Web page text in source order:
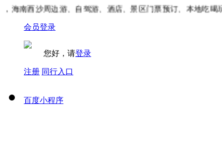
南西沙周边游、自驾游、酒店、景区门票预订、本地吃喝玩
会员登录
您好，请登录
注册 同行入口
百度小程序